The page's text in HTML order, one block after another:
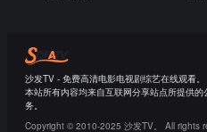
沙发TV - 免费高清电影电视剧综艺在线观看。
本站所有内容均来自互联网分享站点所提供
务。
Copyright © 2010-2025 沙发TV。 All rights